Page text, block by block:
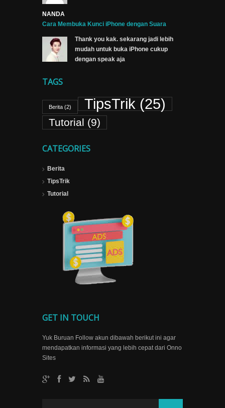
NANDA
Cara Membuka Kunci iPhone dengan Suara
Thank you kak. sekarang jadi lebih
mudah untuk buka iPhone cukup
dengan speak aja
TAGS
Berita (2) TipsTrik (25)
Tutorial (9)
CATEGORIES
Berita
TipsTrik
Tutorial
GET IN TOUCH
Yuk Buruan Follow akun dibawah berikut ini agar
mendapatkan informasi yang lebih cepat dari Onno
Sites